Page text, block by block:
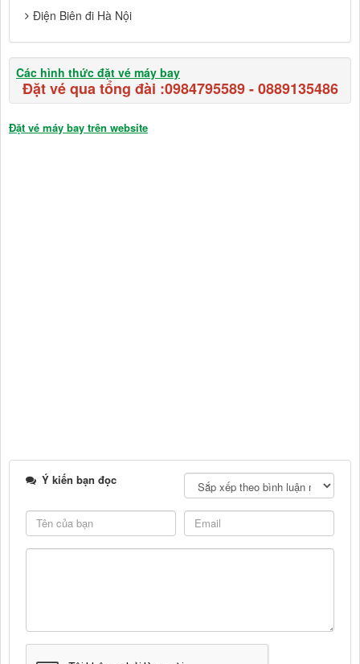
Điện Biên đi Hà Nội
Các hình thức đặt vé máy bay
Đặt vé qua tổng đài :0984795589-0889135486
Đặt vé máy bay trên website
Ý kiến bạn đọc